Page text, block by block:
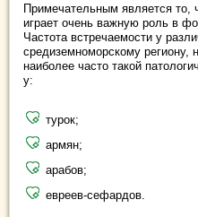
Примечательным является то,
играет очень важную роль в
Частота встречаемости у
средиземноморскому региону,
наиболее часто такой
у:
турок;
армян;
арабов;
евреев-сефардов.